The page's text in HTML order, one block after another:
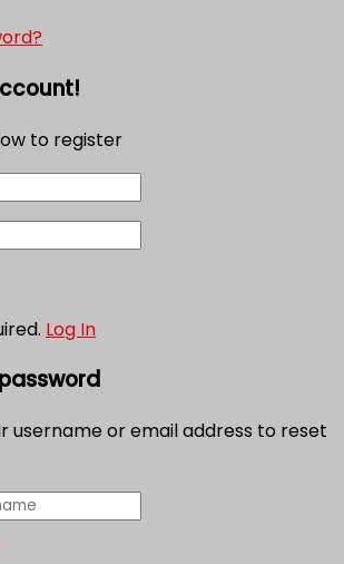
to register
Log In
username or email address to reset